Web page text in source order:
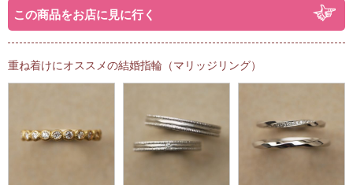
この商品をお店に見に行く
重ね着けにオススメの結婚指輪（マリッジリング）